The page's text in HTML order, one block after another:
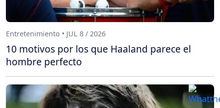
Entretenimiento • JUL 8 / 2026
10 motivos por los que Haaland parece el
hombre perfecto